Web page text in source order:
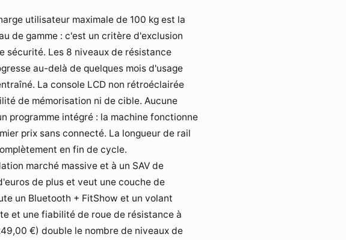
utilisateur maximale de 100 kg est la
de gamme : c'est un critère d'exclusion
sécurité. Les 8 niveaux de résistance
au-delà de quelques mois d'usage
La console LCD non rétroéclairée
de mémorisation ni de cible. Aucune
programme intégré : la machine fonctionne
prix sans connecté. La longueur de rail
en fin de cycle.
marché massive et à un SAV de
de plus et veut une couche de
un Bluetooth + FitShow et un volant
et une fiabilité de roue de résistance à
€) double le nombre de niveaux de